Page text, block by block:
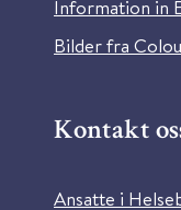
Information in
Bilder fra
Kontakt
Ansatte i